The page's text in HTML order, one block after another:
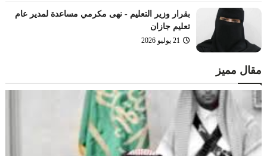
بقرار وزير التعليم - نهى مكرمي مساعدة لمدير عام
تعليم جازان
21 يوليو 2026
مقال مميز